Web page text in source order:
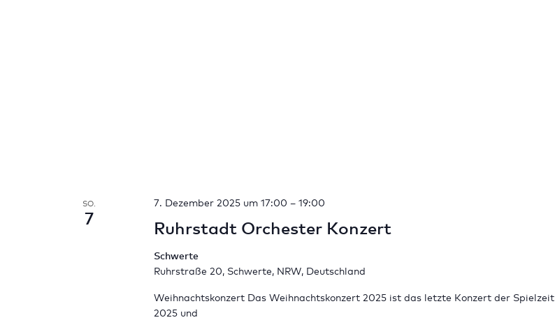
SO.
7 Ruhrstadt Orchester Konzert
7. Dezember 2025 um 17:00 – 19:00
Schwerte
Ruhrstraße 20, Schwerte, NRW, Deutschland
Weihnachtskonzert Das Weihnachtskonzert 2025 ist das letzte Konzert der Spielzeit
2025 und